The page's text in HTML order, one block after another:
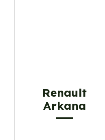
Renault
Arkana